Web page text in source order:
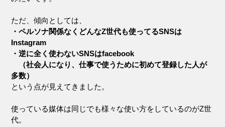
ただ、傾向としては、
・ペルソナ関係なくどんなZ世代も使ってるSNSは
Instagram
・逆に全く使わないSNSはfacebook
（社会人になり、仕事で使うために初めて登録した人が
多数）
という点が見えてきました。
使っている媒体は同じでも様々な使い方をしているのがZ世
代。